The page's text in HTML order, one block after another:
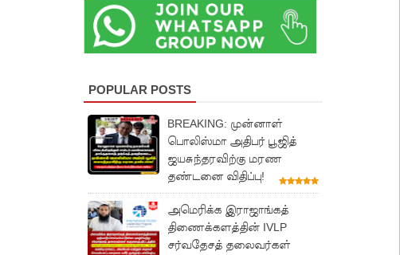
POPULAR POSTS
BREAKING: முன்னாள்
பொலிஸ்மா அதிபர் பூஜித்
ஜயசுந்தரவிற்கு மரண
தண்டனை விதிப்பு!
அமெரிக்க இராஜாங்கத்
திணைக்களத்தின் IVLP
சர்வதேசத் தலைவர்கள்